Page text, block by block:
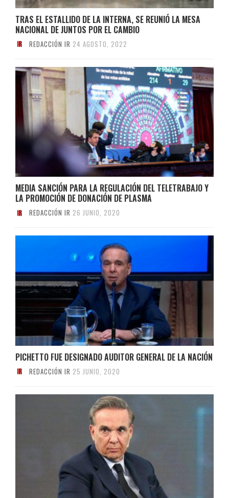
TRAS EL ESTALLIDO DE LA INTERNA, SE REUNIÓ LA MESA
NACIONAL DE JUNTOS POR EL CAMBIO
REDACCIÓN IR 24 AGOSTO, 2022
MEDIA SANCIÓN PARA LA REGULACIÓN DEL TELETRABAJO Y
LA PROMOCIÓN DE DONACIÓN DE PLASMA
REDACCIÓN IR 26 JUNIO, 2020
PICHETTO FUE DESIGNADO AUDITOR GENERAL DE LA NACIÓN
REDACCIÓN IR 25 JUNIO, 2020